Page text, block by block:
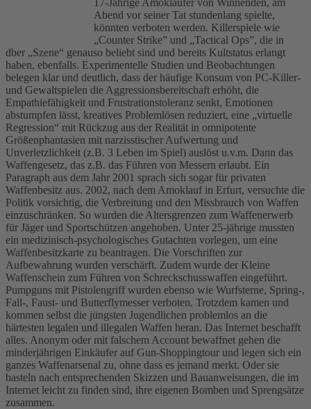
Abend vor seiner Tat stundenlang spielte,
könnten verboten werden. Killerspiele wie
„Counter Strike” und „Tactical Ops”, die in
dber „Szene“ genauso beliebt sind und bereits Kultstatus erlangt
haben, ebenfalls. Experimentelle Studien und Beobachtungen
belegen klar und deutlich, dass der häufige Konsum von PC-Killer-
und Gewaltspielen die Aggressionsbereitschaft erhöht, die
Empathiefähigkeit und Frustrationstoleranz senkt, Emotionen
abstumpfen lässt, kreatives Problemlösen reduziert, eine „virtuelle
Regression“ mit Rückzug aus der Realität in omnipotente
Größenphantasien mit narzisstischer Aufwertung und
Unverletzlichkeit (z.B. 3 Leben im Spiel) auslöst u.v.m. Dann das
Waffengesetz, das z.B. das Führen von Messern erlaubt. Ein
Paragraph aus dem Jahr 2001 sprach sich sogar für privaten
Waffenbesitz aus. 2002, nach dem Amoklauf in Erfurt, versuchte die
Politik vorsichtig, die Verbreitung und den Missbrauch von Waffen
einzuschränken. So wurden die Altersgrenzen zum Waffenerwerb
für Jäger und Sportschützen angehoben. Unter 25-jährige mussten
ein medizinisch-psychologisches Gutachten vorlegen, um eine
Waffenbesitzkarte zu beantragen. Die Vorschriften zur
Aufbewahrung wurden verschärft. Zudem wurde der Kleine
Waffenschein zum Führen von Schreckschusswaffen eingeführt.
Pumpguns mit Pistolengriff wurden ebenso wie Wurfsterne, Spring-,
Fall-, Faust- und Butterflymesser verboten. Trotzdem kamen und
kommen selbst die jüngsten Jugendlichen problemlos an die
härtesten legalen und illegalen Waffen heran. Das Internet beschafft
alles. Anonym oder mit falschem Account bewaffnet gehen die
minderjährigen Einkäufer auf Gun-Shoppingtour und legen sich ein
ganzes Waffenarsenal zu, ohne dass es jemand merkt. Oder sie
basteln nach entsprechenden Skizzen und Bauanweisungen, die im
Internet leicht zu finden sind, ihre eigenen Bomben und Sprengsätze
zusammen.